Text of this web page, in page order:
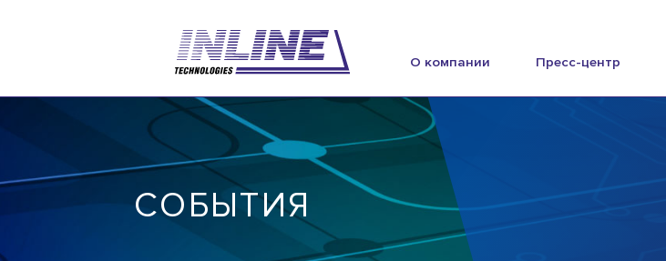
О компании Пресс-центр
СОБЫТИЯ